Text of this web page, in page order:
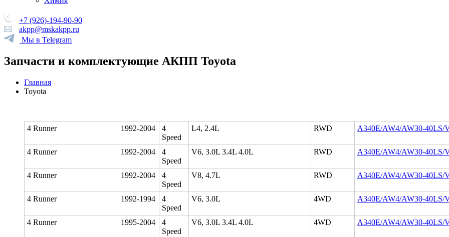
+7 (926)-194-90-90
akpp@mskakpp.ru
Мы в Telegram
Запчасти и комплектующие АКПП Toyota
Главная
Toyota
4 Runner 1992-2004
4
Speed
L4, 2.4L RWD A340E/AW4/AW30-40LS/
4 Runner 1992-2004
4
Speed
V6, 3.0L 3.4L 4.0L RWD A340E/AW4/AW30-40LS/
4 Runner 1992-2004
4
Speed
V8, 4.7L RWD A340E/AW4/AW30-40LS/
4 Runner 1992-1994
4
Speed
V6, 3.0L 4WD A340E/AW4/AW30-40LS/
4 Runner 1995-2004
4
Speed
V6, 3.0L 3.4L 4.0L 4WD A340E/AW4/AW30-40LS/